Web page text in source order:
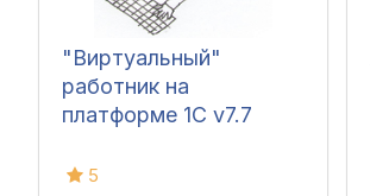
"Виртуальный"
работник на
платформе 1C v7.7
5